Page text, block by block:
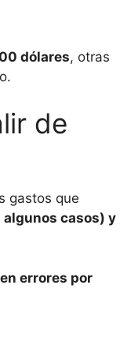
dólares, otras
de
gastos que
algunos casos) y
errores por